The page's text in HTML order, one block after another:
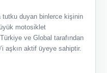
tutku duyan binlerce kişinin
motosiklet
ve Global tarafından
aşkın aktif üyeye sahiptir.